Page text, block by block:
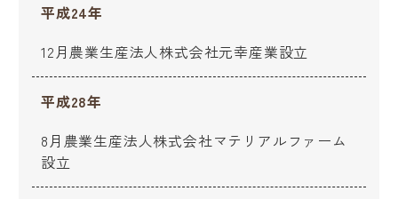
平成24年
12月農業生産法人株式会社元幸産業設立
平成28年
8月農業生産法人株式会社マテリアルファーム
設立